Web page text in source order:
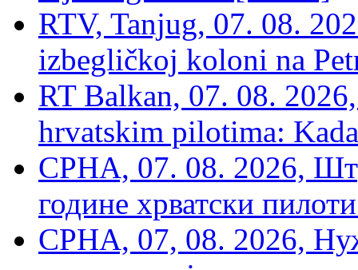
RTV, Tanjug, 07. 08.
izbegličkoj koloni na
RT Balkan, 07. 08.
hrvatskim pilotima:
СРНА, 07. 08. 2026,
године хрватски
СРНА, 07, 08. 2026,